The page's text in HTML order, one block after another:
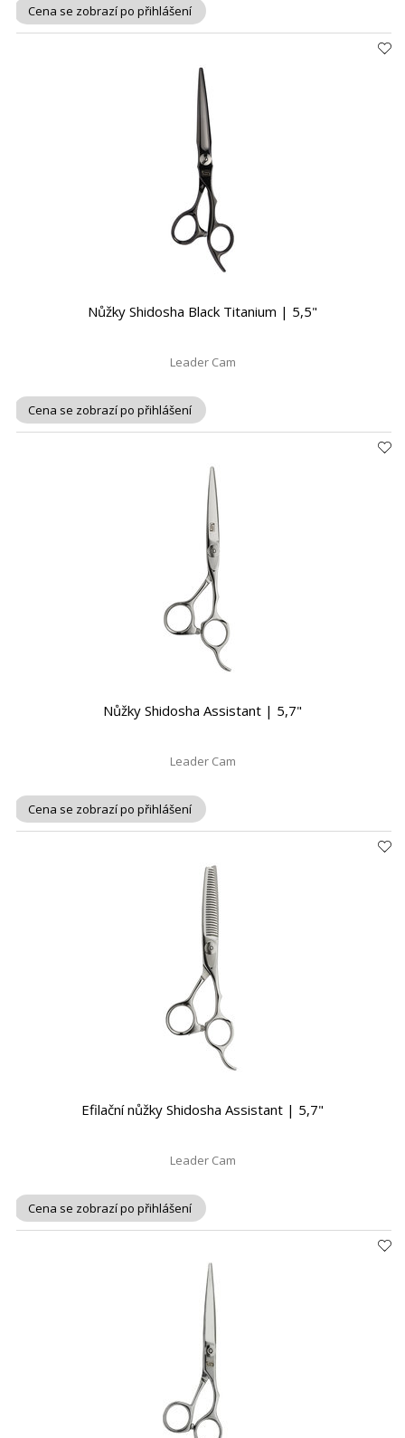
Cena se zobrazí po přihlášení
Nůžky Shidosha Black Titanium | 5,5"
Leader Cam
Cena se zobrazí po přihlášení
Nůžky Shidosha Assistant | 5,7"
Leader Cam
Cena se zobrazí po přihlášení
Efilační nůžky Shidosha Assistant | 5,7"
Leader Cam
Cena se zobrazí po přihlášení